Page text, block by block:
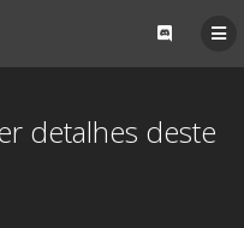
detalhes deste